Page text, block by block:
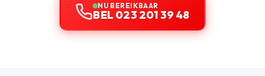
NU BEREIKBAAR
BEL 023 201 39 48